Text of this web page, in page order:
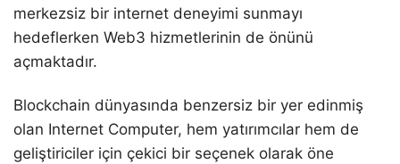
merkezsiz bir internet deneyimi sunmayı
hedeflerken Web3 hizmetlerinin de önünü
açmaktadır.
Blockchain dünyasında benzersiz bir yer edinmiş
olan Internet Computer, hem yatırımcılar hem de
geliştiriciler için çekici bir seçenek olarak öne